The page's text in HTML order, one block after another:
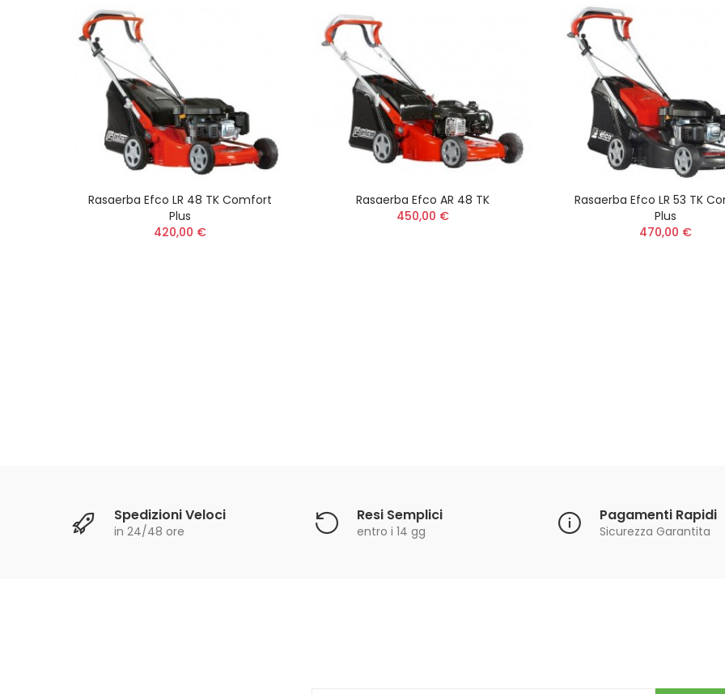
Rasaerba Efco LR 48 TK Comfort
Plus
420,00 €
Rasaerba Efco AR 48 TK
450,00 €
Rasaerba Efco LR 53 TK
Plus
470,00 €
Spedizioni Veloci
in 24/48 ore
Resi Semplici
entro i 14 gg
Pagamenti Rapidi
Sicurezza Garantita